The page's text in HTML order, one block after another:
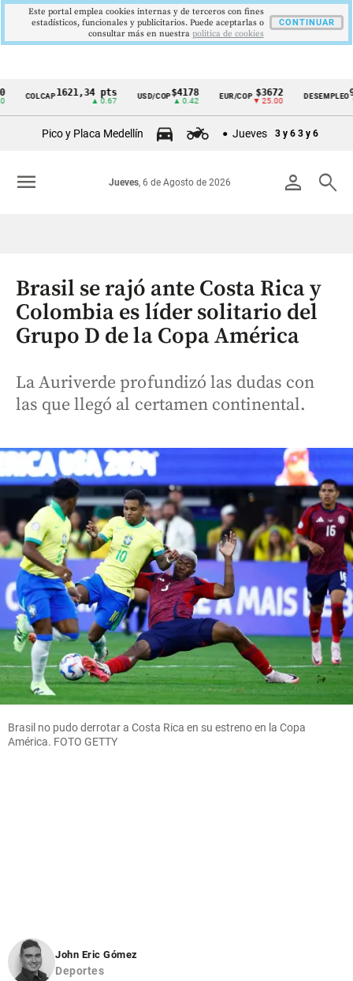
Cintillo
Colombia
1621,34 pts USD/COP$4178
▲ 0.42
EUR/COP $3672
▼ 25.00
DESEMPLEO9,9 %
▼ 0.30
Pico y Placa Medellín Jueves 3 y 6 3 y 6
person search
Jueves, 6 de Agosto de 2026
menu
Brasil se rajó ante Costa Rica y
Colombia es líder solitario del
Grupo D de la Copa América
La Auriverde profundizó las dudas con
las que llegó al certamen continental.
Brasil no pudo derrotar a Costa Rica en su estreno en la Copa
América. FOTO GETTY
John Eric Gómez
Deportes
Este portal emplea cookies internas y de terceros con fines
estadísticos, funcionales y publicitarios. Puede aceptarlas o
consultar más en nuestra politica de cookies
CONTINUAR